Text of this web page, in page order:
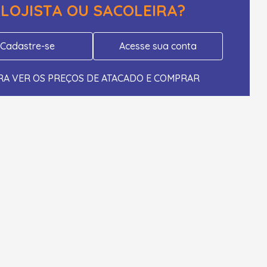
LOJISTA OU SACOLEIRA?
Cadastre-se Acesse sua conta
VER OS PREÇOS DE ATACADO E COMPRAR